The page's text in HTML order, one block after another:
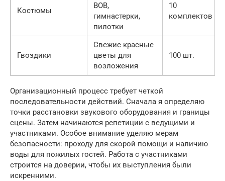
Костюмы
ВОВ,
гимнастерки,
пилотки
10
комплектов
Гвоздики
Свежие красные
цветы для
возложения
100 шт.
Организационный процесс требует четкой
последовательности действий. Сначала я определяю
точки расстановки звукового оборудования и границы
сцены. Затем начинаются репетиции с ведущими и
участниками. Особое внимание уделяю мерам
безопасности: проходу для скорой помощи и наличию
воды для пожилых гостей. Работа с участниками
строится на доверии, чтобы их выступления были
искренними.